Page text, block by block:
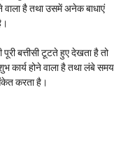
वाला है तथा उसमें अनेक बाधाएं
बत्तीसी टूटते हुए देखता है तो
कार्य होने वाला है तथा लंबे समय
करता है।